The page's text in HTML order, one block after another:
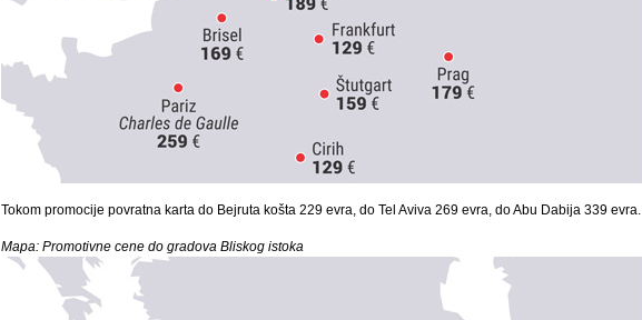
Tokom promocije povratna karta do Bejruta košta 229 evra, do Tel Aviva 269 evra, do Abu Dabija 339 evra.
Mapa: Promotivne cene do gradova Bliskog istoka